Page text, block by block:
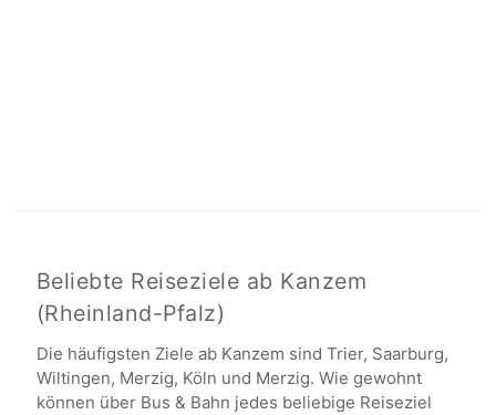
Beliebte Reiseziele ab Kanzem
(Rheinland-Pfalz)
Die häufigsten Ziele ab Kanzem sind Trier, Saarburg,
Wiltingen, Merzig, Köln und Merzig. Wie gewohnt
können über Bus & Bahn jedes beliebige Reiseziel